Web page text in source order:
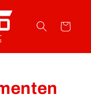
Winkelwagen